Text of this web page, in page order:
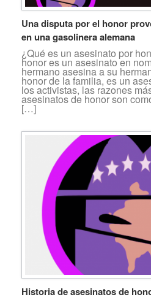
Una disputa por el honor
en una gasolinera alemana
¿Qué es un asesinato por
honor es un asesinato en
hermano asesina a su
honor de la familia, es un
los activistas, las razones
asesinatos de honor son
[…]
Historia de asesinatos de